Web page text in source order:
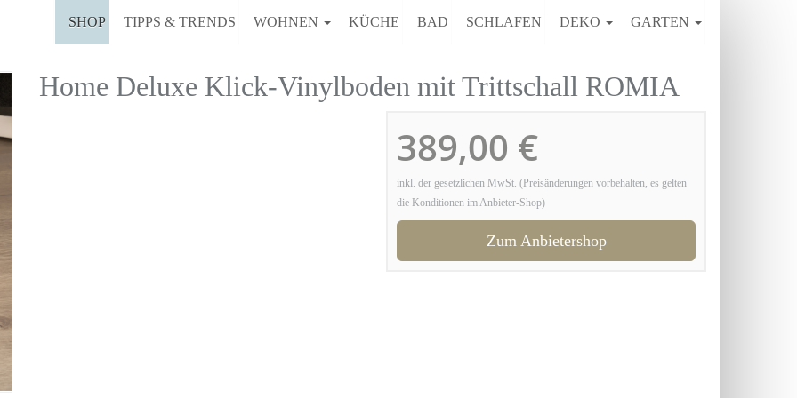
SHOP TIPPS & TRENDS WOHNEN KÜCHE BAD SCHLAFEN DEKO GARTEN
Home Deluxe Klick-Vinylboden mit Trittschall ROMIA
389,00 €
inkl. der gesetzlichen MwSt. (Preisänderungen vorbehalten, es gelten
die Konditionen im Anbieter-Shop)
Zum Anbietershop